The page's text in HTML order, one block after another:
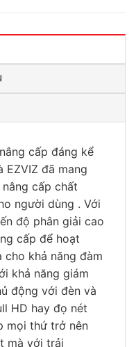
cấp đáng kể
EZVIZ đã mang
cấp chất
người dùng . Với
độ phân giải cao
cấp để hoạt
cho khả năng đàm
khả năng giám
động với đèn và
HD hay đọ nét
mọi thứ trở nên
mà với trải